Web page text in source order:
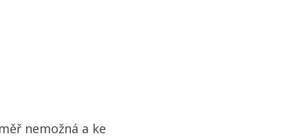
nemožná a ke